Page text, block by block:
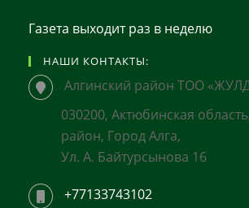
Газета выходит раз в неделю
НАШИ КОНТАКТЫ:
Алгинский район ТОО
030200, Актюбинская
район, Город Алга,
Ул. А. Байтурсынова 16
+77133743102